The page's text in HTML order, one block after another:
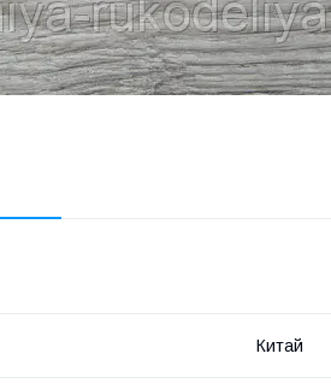
Китай